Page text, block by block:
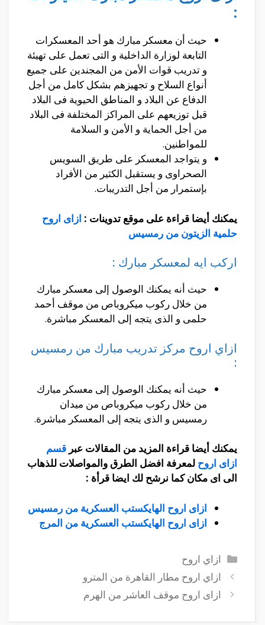
:
حيث أن معسكر مبارك هو أحد المعسكرات
التابعة لوزارة الداخلية و التى تعمل على تهيئة
و تدريب قوات الأمن من المجندين على جميع
أنواع السلاح و تجهيزهم بشكل كامل من أجل
الدفاع عن البلاد و المناطق الحيوية فى البلاد
قبل توزيعهم على المراكز المختلفة فى البلاد
من أجل الحماية و الأمن و السلامة
للمواطنين.
و يتواجد المعسكر على طريق السويس
الصحراوى و يستقبل الكثير من الأفراد
بإستمرار من أجل التدريبات.
يمكنك أيضا قراءة على موقع تدوينات : ازاى اروح
حلمية الزيتون من رمسيس
اركب ايه لمعسكر مبارك :
حيث أنه يمكنك الوصول إلى معسكر مبارك
من خلال ركوب ميكروباص من موقف أحمد
حلمى و الذى يتجه إلى المعسكر مباشرة.
ازاي اروح مركز تدريب مبارك من رمسيس
:
حيث أنه يمكنك الوصول إلى معسكر مبارك
من خلال ركوب ميكروباص من ميدان
رمسيس و الذى يتجه إلى المعسكر مباشرة.
يمكنك أيضا قراءة المزيد من المقالات عبر قسم
ازاى اروح لمعرفة افضل الطرق والمواصلات للذهاب
الى اى مكان كما نرشح لك ايضا قرأة :
ازاى اروح الهايكستب العسكرية من رمسيس
ازاى اروح الهايكستب العسكرية من المرج
التصنيفات
ازاي اروح
ازاي اروح مطار القاهرة من المترو
ازاى اروح موقف العاشر من الهرم